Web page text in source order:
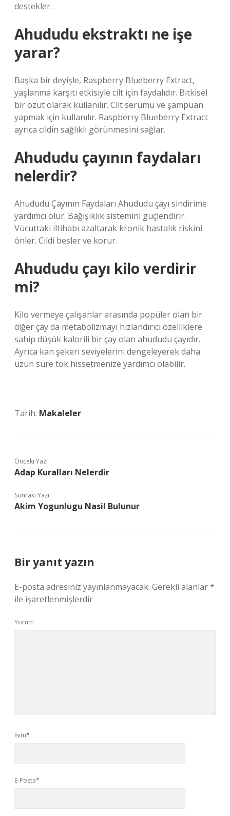
destekler.
Ahududu ekstraktı ne işe
yarar?
Başka bir deyişle, Raspberry Blueberry Extract,
yaşlanma karşıtı etkisiyle cilt için faydalıdır. Bitkisel
bir özüt olarak kullanılır. Cilt serumu ve şampuan
yapmak için kullanılır. Raspberry Blueberry Extract
ayrıca cildin sağlıklı görünmesini sağlar.
Ahududu çayının faydaları
nelerdir?
Ahududu Çayının Faydaları Ahududu çayı sindirime
yardımcı olur. Bağışıklık sistemini güçlendirir.
Vücuttaki iltihabı azaltarak kronik hastalık riskini
önler. Cildi besler ve korur.
Ahududu çayı kilo verdirir
mi?
Kilo vermeye çalışanlar arasında popüler olan bir
diğer çay da metabolizmayı hızlandırıcı özelliklere
sahip düşük kalorili bir çay olan ahududu çayıdır.
Ayrıca kan şekeri seviyelerini dengeleyerek daha
uzun süre tok hissetmenize yardımcı olabilir.
Tarih: Makaleler
Önceki Yazı
Adap Kuralları Nelerdir
Sonraki Yazı
Akim Yogunlugu Nasil Bulunur
Bir yanıt yazın
E-posta adresiniz yayınlanmayacak. Gerekli alanlar*
ile işaretlenmişlerdir
Yorum
İsim*
E-Posta*